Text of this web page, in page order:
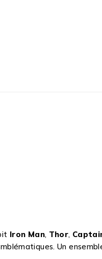
Iron Man, Thor,
Un